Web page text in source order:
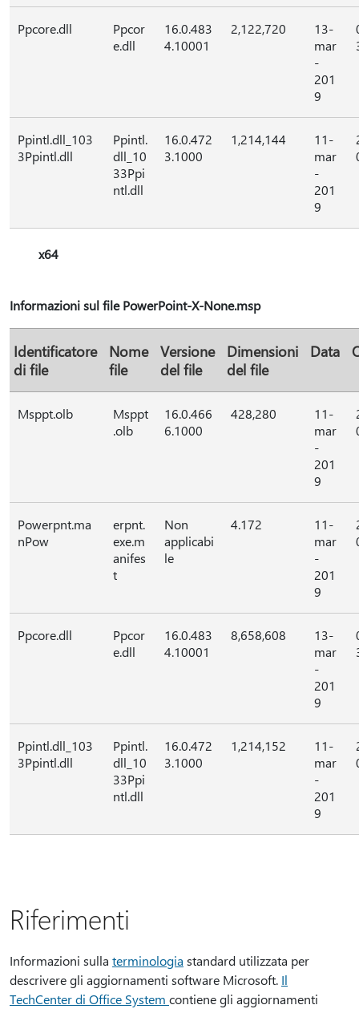
Ppcore.dll
Ppcor
e.dll
16.0.483
4.10001
2,122,720
13-
mar
-
201
9
Ppintl.dll_103
3Ppintl.dll
Ppintl.
dll_10
33Ppi
ntl.dll
16.0.472
3.1000
1,214,144
11-
mar
-
201
9
x64
Informazioni sul file PowerPoint-X-None.msp
Identificatore
di file
Nome
file
Versione
del file
Dimensioni
del file
Data
Msppt.olb
Msppt
.olb
16.0.466
6.1000
428,280
11-
mar
-
201
9
Powerpnt.ma
nPow
erpnt.
exe.m
anifes
t
Non
applicabi
le
4.172
11-
mar
-
201
9
Ppcore.dll
Ppcor
e.dll
16.0.483
4.10001
8,658,608
13-
mar
-
201
9
Ppintl.dll_103
3Ppintl.dll
Ppintl.
dll_10
33Ppi
ntl.dll
16.0.472
3.1000
1,214,152
11-
mar
-
201
9
Riferimenti
Informazioni sulla terminologia standard utilizzata per
descrivere gli aggiornamenti software Microsoft. Il
TechCenter di Office System contiene gli aggiornamenti